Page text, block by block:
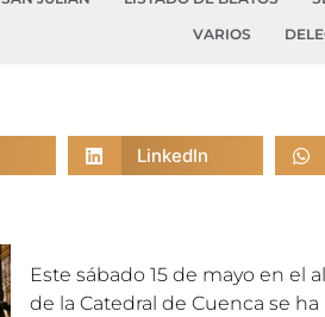
VARIOS
LinkedIn
Este sábado 15 de mayo en el
de la Catedral de Cuenca se ha